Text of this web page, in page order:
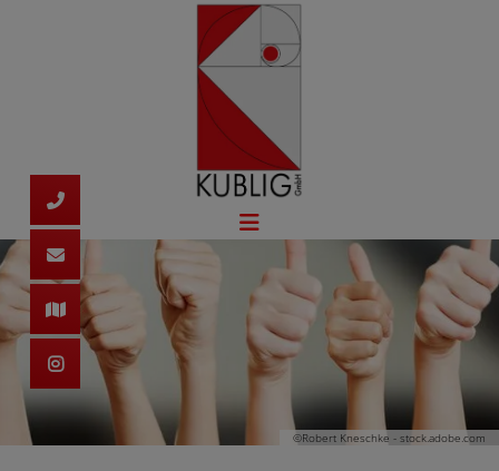
©Robert Kneschke - stock.adobe.com